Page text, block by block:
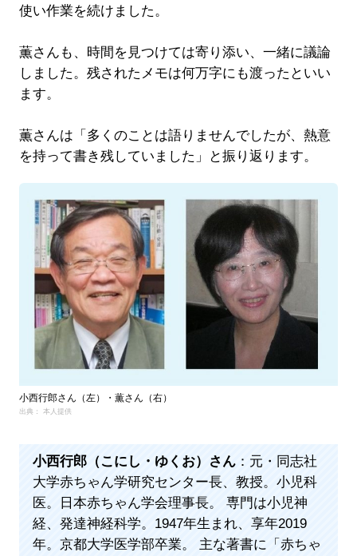
使い作業を続けました。
薫さんも、時間を見つけては寄り添い、一緒に議論
しました。残されたメモは何万字にも渡ったといい
ます。
薫さんは「多くのことは語りませんでしたが、熱意
を持って書き残していました」と振り返ります。
小西行郎さん（左）・薫さん（右）
出典： 本人提供
小西行郎（こにし・ゆくお）さん：元・同志社
大学赤ちゃん学研究センター長、教授。小児科
医。日本赤ちゃん学会理事長。 専門は小児神
経、発達神経科学。1947年生まれ、享年2019
年。京都大学医学部卒業。 主な著書に「赤ちゃ